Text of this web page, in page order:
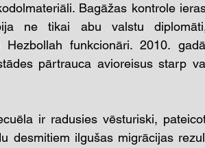
Bagāžas kontrole
ne tikai abu valstu
funkcionāri. 2010.
pārtrauca avioreisus starp
ir radusies vēsturiski,
desmitiem ilgušas migrācijas